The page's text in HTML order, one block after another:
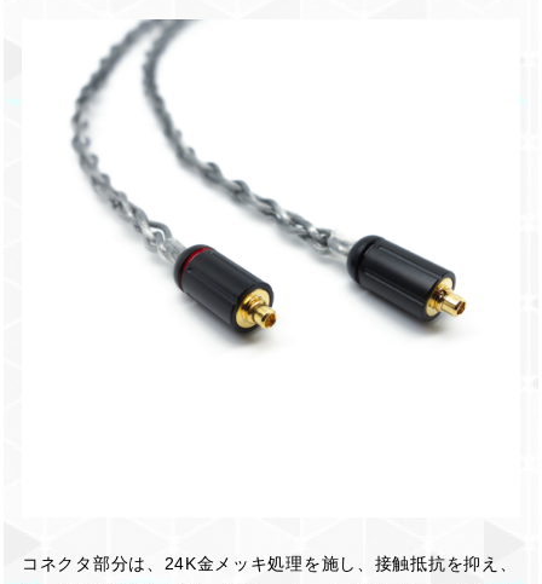
コネクタ部分は、24K金メッキ処理を施し、接触抵抗を抑え、